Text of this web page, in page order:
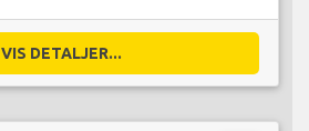
VIS DETALJER...